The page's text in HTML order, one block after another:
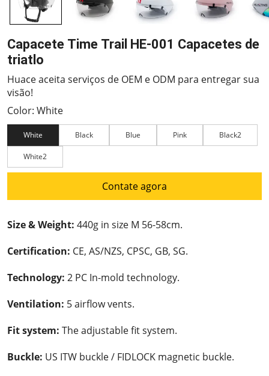
Capacete Time Trail HE-001 Capacetes de
triatlo
Huace aceita serviços de OEM e ODM para entregar sua
visão!
Color: White
White Black Blue Pink Black2
White2
Contate agora
Size & Weight: 440g in size M 56-58cm.
Certification: CE, AS/NZS, CPSC, GB, SG.
Technology: 2 PC In-mold technology.
Ventilation: 5 airflow vents.
Fit system: The adjustable fit system.
Buckle: US ITW buckle / FIDLOCK magnetic buckle.